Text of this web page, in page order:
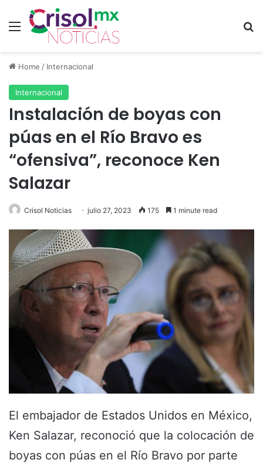
Menu
Home / Internacional
Internacional
Instalación de boyas con
púas en el Río Bravo es
“ofensiva”, reconoce Ken
Salazar
Crisol Noticias julio 27, 2023 175 1 minute read
El embajador de Estados Unidos en México,
Ken Salazar, reconoció que la colocación de
boyas con púas en el Río Bravo por parte